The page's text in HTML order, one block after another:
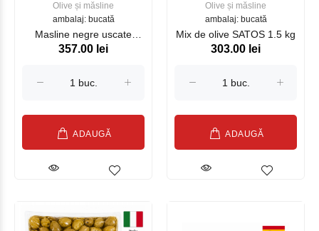
Olive și măsline
ambalaj: bucată
Masline negre uscate
SATOS 1.5 kg
357.00 lei
ADAUGĂ
Olive și măsline
ambalaj: bucată
Mix de olive SATOS 1.5 kg
303.00 lei
ADAUGĂ